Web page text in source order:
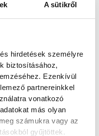
A sütikről
hirdetések személyre
biztosításához,
Ezenkívül
partnereinkkel
vonatkozó
más olyan
számukra vagy az
gyűjtöttek.